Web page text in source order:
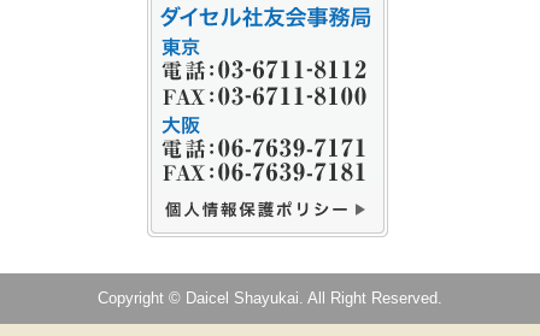
Copyright © Daicel Shayukai. All Right Reserved.